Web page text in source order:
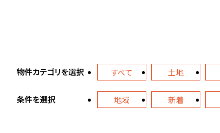
物件カテゴリを選択 すべて 土地
条件を選択 地域 新着